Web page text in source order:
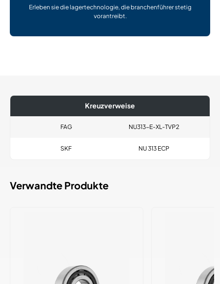
Erleben sie die lagertechnologie, die branchenführer stetig
vorantreibt.
Kreuzverweise
FAG NU313-E-XL-TVP2
SKF NU 313 ECP
Verwandte Produkte